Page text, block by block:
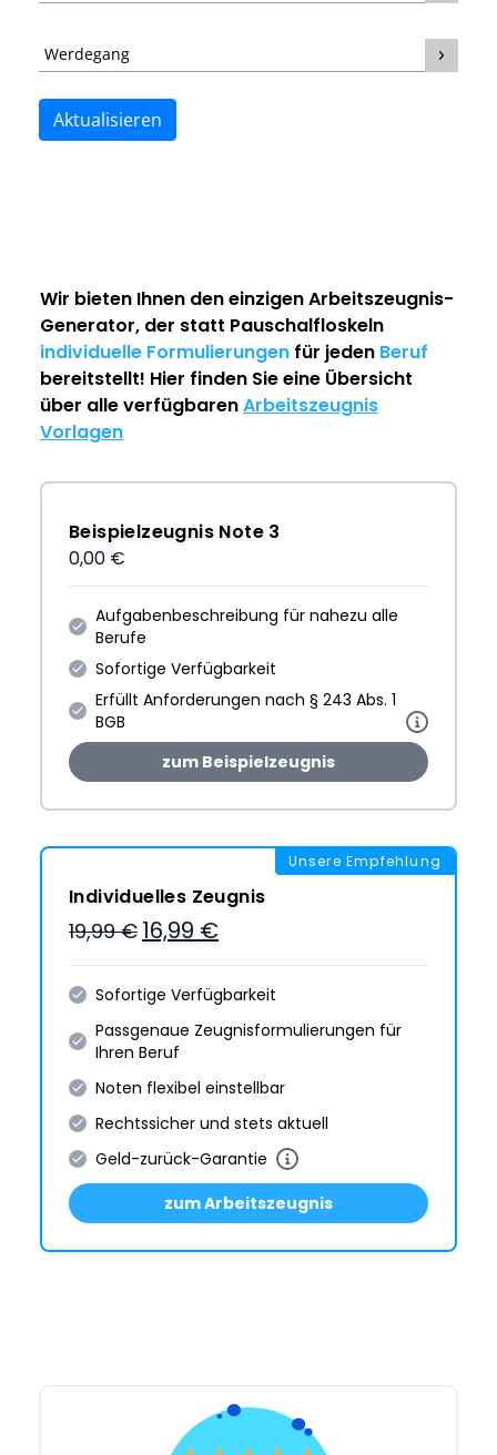
Werdegang
Aktualisieren
Wir bieten Ihnen den einzigenArbeitszeugnis-
Generator, der statt Pauschalfloskeln
individuelle Formulierungen für jeden Beruf
bereitstellt! Hier finden Sie eine Übersicht
über alle verfügbarenArbeitszeugnis
Vorlagen
Beispielzeugnis Note 3
0,00 €
Aufgabenbeschreibung für nahezu alle
Berufe
Sofortige Verfügbarkeit
Erfüllt Anforderungen nach § 243 Abs. 1
BGB
zum Beispielzeugnis
Unsere Empfehlung
Individuelles Zeugnis
19,99 € 16,99 €
Sofortige Verfügbarkeit
Passgenaue Zeugnis­formulie­rungen für
Ihren Beruf
Noten flexibel einstellbar
Rechtssicher und stets aktuell
Geld-zurück-Garantie
zum Arbeitszeugnis